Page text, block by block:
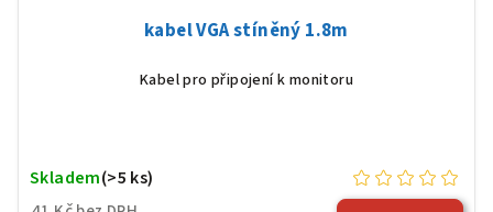
kabel VGA stíněný 1.8m
Kabel pro připojení k monitoru
Skladem(>5 ks)